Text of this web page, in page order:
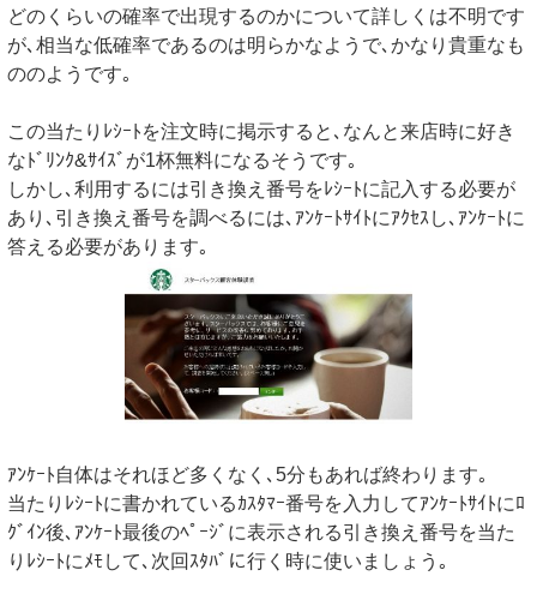
どのくらいの確率で出現するのかについて詳しくは不明です
が､相当な低確率であるのは明らかなようで､かなり貴重なも
ののようです｡
この当たりﾚｼｰﾄを注文時に掲示すると､なんと来店時に好き
なﾄﾞﾘﾝｸ&ｻｲｽﾞが1杯無料になるそうです｡
しかし､利用するには引き換え番号をﾚｼｰﾄに記入する必要が
あり､引き換え番号を調べるには､ｱﾝｹｰﾄｻｲﾄにｱｸｾｽし､ｱﾝｹｰﾄに
答える必要があります｡
ｱﾝｹｰﾄ自体はそれほど多くなく､5分もあれば終わります｡
当たりﾚｼｰﾄに書かれているｶｽﾀﾏｰ番号を入力してｱﾝｹｰﾄｻｲﾄにﾛ
ｸﾞｲﾝ後､ｱﾝｹｰﾄ最後のﾍﾟｰｼﾞに表示される引き換え番号を当た
りﾚｼｰﾄにﾒﾓして､次回ｽﾀﾊﾞに行く時に使いましょう｡